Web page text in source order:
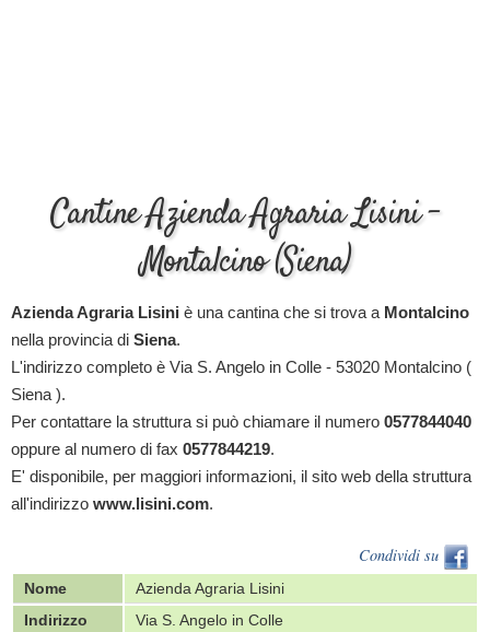
Cantine Azienda Agraria Lisini -
Montalcino (Siena)
Azienda Agraria Lisini è una cantina che si trova a Montalcino
nella provincia di Siena.
L'indirizzo completo è Via S. Angelo in Colle - 53020 Montalcino (
Siena ).
Per contattare la struttura si può chiamare il numero 0577844040
oppure al numero di fax 0577844219.
E' disponibile, per maggiori informazioni, il sito web della struttura
all'indirizzo www.lisini.com.
Condividi su
Nome
Azienda Agraria Lisini
Indirizzo
Via S. Angelo in Colle